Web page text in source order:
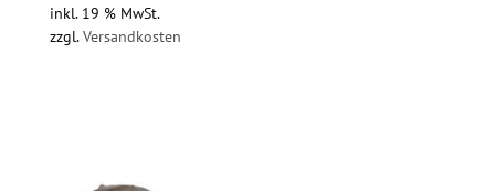
inkl. 19 % MwSt.
zzgl.Versandkosten